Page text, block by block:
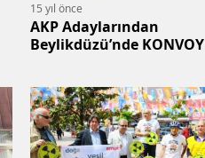
15 yıl önce
AKP Adaylarından
Beylikdüzü’nde KONVOY